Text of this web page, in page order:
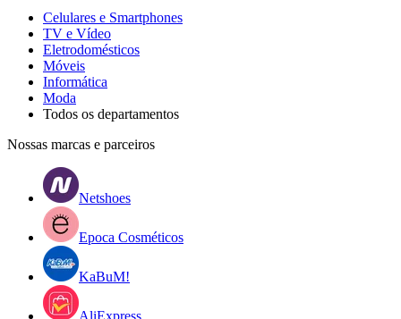
Celulares e Smartphones
TV e Vídeo
Eletrodomésticos
Móveis
Informática
Moda
Todos os departamentos
Nossas marcas e parceiros
Netshoes
Epoca Cosméticos
KaBuM!
AliExpress